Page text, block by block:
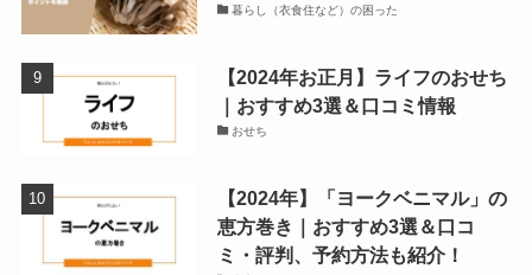
暮らし（衣食住など）の困った
【2024年お正月】ライフのおせち
｜おすすめ3選＆口コミ情報
おせち
【2024年】「ヨークベニマル」の
恵方巻き｜おすすめ3選＆口コ
ミ・評判、予約方法も紹介！